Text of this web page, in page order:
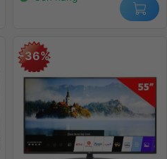
-36%